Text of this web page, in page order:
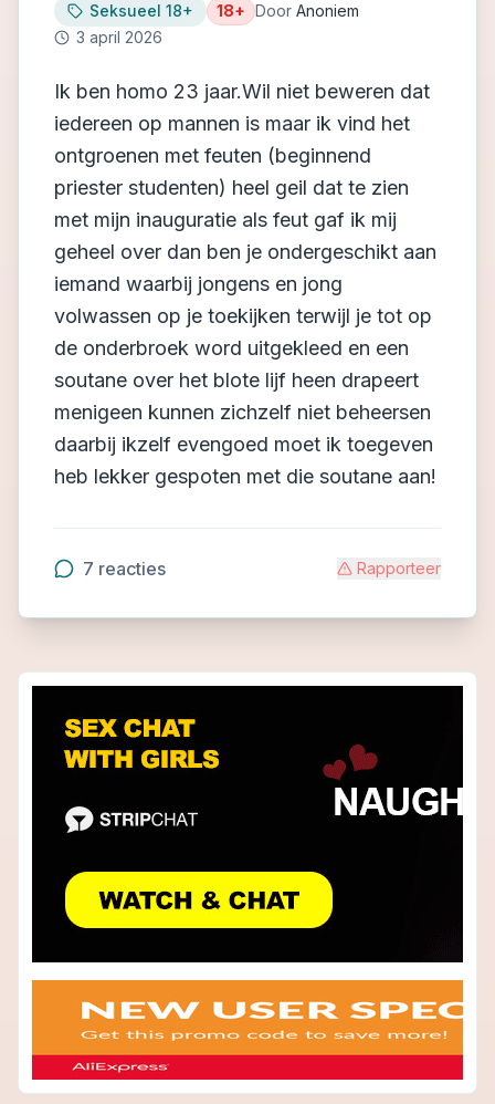
Seksueel 18+ 18+ Door Anoniem
3 april 2026
Ik ben homo 23 jaar.Wil niet beweren dat
iedereen op mannen is maar ik vind het
ontgroenen met feuten (beginnend
priester studenten) heel geil dat te zien
met mijn inauguratie als feut gaf ik mij
geheel over dan ben je ondergeschikt aan
iemand waarbij jongens en jong
volwassen op je toekijken terwijl je tot op
de onderbroek word uitgekleed en een
soutane over het blote lijf heen drapeert
menigeen kunnen zichzelf niet beheersen
daarbij ikzelf evengoed moet ik toegeven
heb lekker gespoten met die soutane aan!
7 reacties Rapporteer